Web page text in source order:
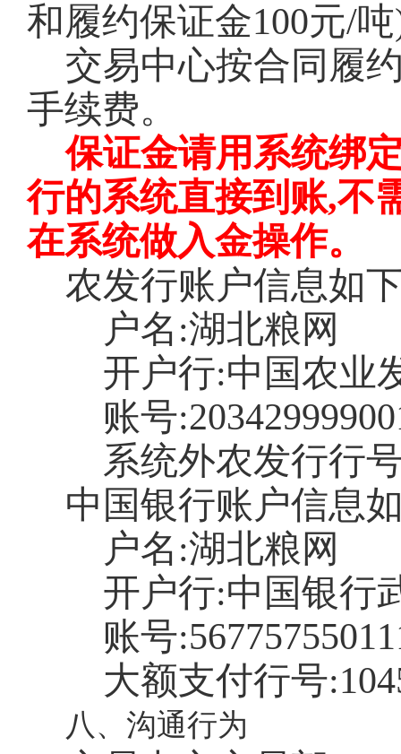
和履约保证金100元/
交易中心按合同履
手续费。
保证金请用系统绑
行的系统直接到账,不
在系统做入金操作。
农发行账户信息如
户名 :湖北粮网
开户行:中国农业
账号
系统外农发行行
中国银行账户信息
户名 :湖北粮网
开户行:中国银行
账号
大额支付行号
八、沟通行为